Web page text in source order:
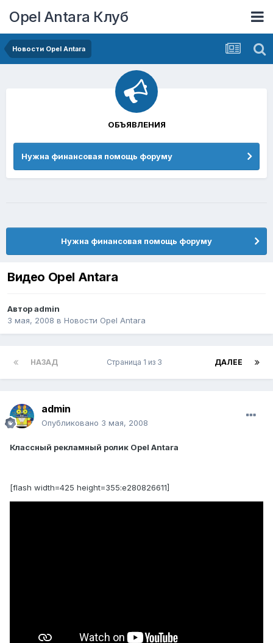
Opel Antara Клуб
Новости Opel Antara
Нужна финансовая помощь форуму
Видео Opel Antara
Авторadmin
3 мая, 2008 в Новости Opel Antara
НАЗАД ДАЛЕЕ
Страница 1 из 3
admin
Опубликовано 3 мая, 2008
Классный рекламный ролик Opel Antara
[flash width=425 height=355:e280826611]
ОБЪЯВЛЕНИЯ
Нужна финансовая помощь форуму